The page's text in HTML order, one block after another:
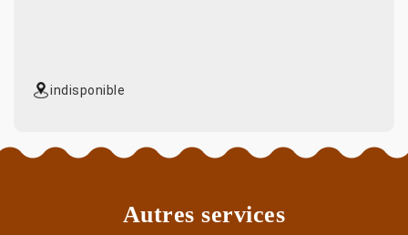
indisponible
Autres services